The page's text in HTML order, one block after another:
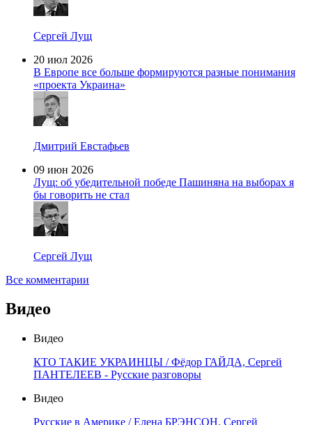
Сергей Лущ
20 июл 2026
В Европе все больше формируются разные понимания
«проекта Украина»
Дмитрий Евстафьев
09 июн 2026
Лущ: об убедительной победе Пашиняна на выборах я
бы говорить не стал
Сергей Лущ
Все комментарии
Видео
Видео
КТО ТАКИЕ УКРАИНЦЫ / Фёдор ГАЙДА, Сергей
ПАНТЕЛЕЕВ - Русские разговоры
Видео
Русские в Америке / Елена БРЭНСОН, Сергей